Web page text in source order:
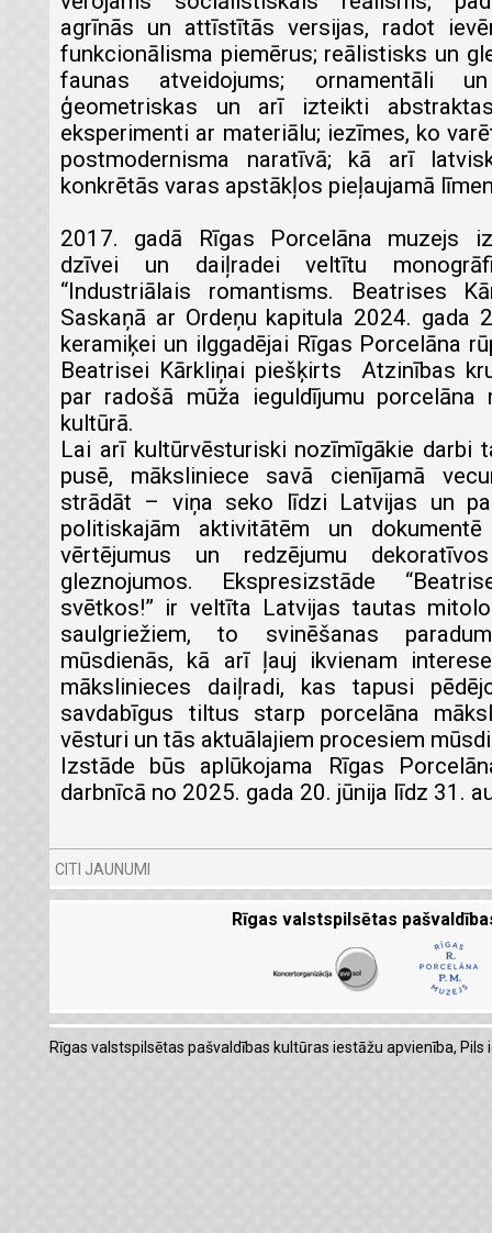
agrīnās un attīstītās versijas, radot
funkcionālisma piemērus; reālistisks un
faunas atveidojums; ornamentāli
ģeometriskas un arī izteikti
eksperimenti ar materiālu; iezīmes, ko
postmodernisma naratīvā; kā arī
konkrētās varas apstākļos pieļaujamā
2017. gadā Rīgas Porcelāna muzejs
dzīvei un daiļradei veltītu
“Industriālais romantisms. Beatrises
Saskaņā ar Ordeņu kapitula 2024. gada
keramiķei un ilggadējai Rīgas Porcelāna
Beatrisei Kārkliņai piešķirts Atzinības
par radošā mūža ieguldījumu porcelāna
kultūrā.
Lai arī kultūrvēsturiski nozīmīgākie darbi
pusē, māksliniece savā cienījamā
strādāt – viņa seko līdzi Latvijas un
politiskajām aktivitātēm un
vērtējumus un redzējumu
gleznojumos. Ekspresizstāde
svētkos!” ir veltīta Latvijas tautas
saulgriežiem, to svinēšanas
mūsdienās, kā arī ļauj ikvienam
mākslinieces daiļradi, kas tapusi
savdabīgus tiltus starp porcelāna
vēsturi un tās aktuālajiem procesiem
Izstāde būs aplūkojama Rīgas
darbnīcā no 2025. gada 20. jūnija līdz 31.
CITI JAUNUMI
Rīgas valstspilsētas
Rīgas valstspilsētas pašvaldības kultūras iestāžu apvienība,